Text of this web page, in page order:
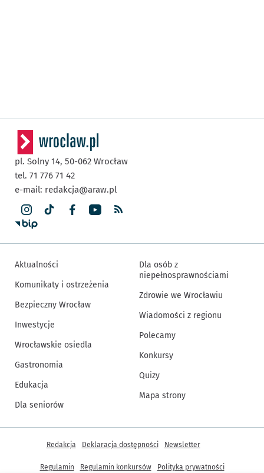
pl. Solny 14, 50-062 Wrocław
tel. 71 776 71 42
e-mail: redakcja@araw.pl
Aktualności
Komunikaty i ostrzeżenia
Bezpieczny Wrocław
Inwestycje
Wrocławskie osiedla
Gastronomia
Edukacja
Dla seniorów
Dla osób z
niepełnosprawnościami
Zdrowie we Wrocławiu
Wiadomości z regionu
Polecamy
Konkursy
Quizy
Mapa strony
Inne informacje
Redakcja Deklaracja dostępności Newsletter
Regulamin Regulamin konkursów Polityka prywatności